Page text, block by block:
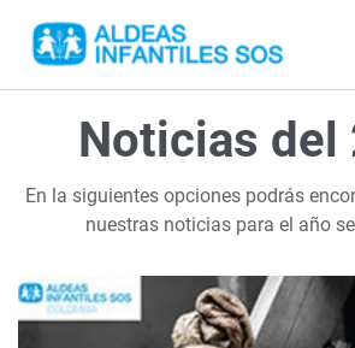
Noticias del
En la siguientes opciones podrás
nuestras noticias para el año